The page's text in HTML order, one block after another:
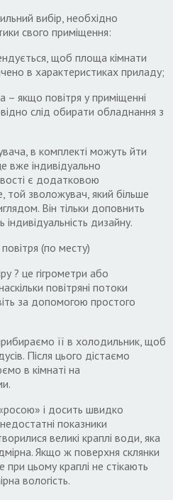
вибір необхідно
свого приміщення:
щоб площа кімнати
в характеристиках приладу;
– якщо повітря у приміщенні
слід обирати обладнання з
в комплекті можуть йти
вже індивідуально
є додатковою
той зволожувач який більше
. Він тільки доповнить
індивідуальність дизайну.
(по месту)
? це гігрометри або
повітряні потоки
за допомогою простого
її в холодильник щоб
. Після цього дістаємо
в кімнаті на
.
і досить швидко
показники
великі краплі води яка
. Якщо ж поверхня склянки
при цьому краплі не стікають
вологість.